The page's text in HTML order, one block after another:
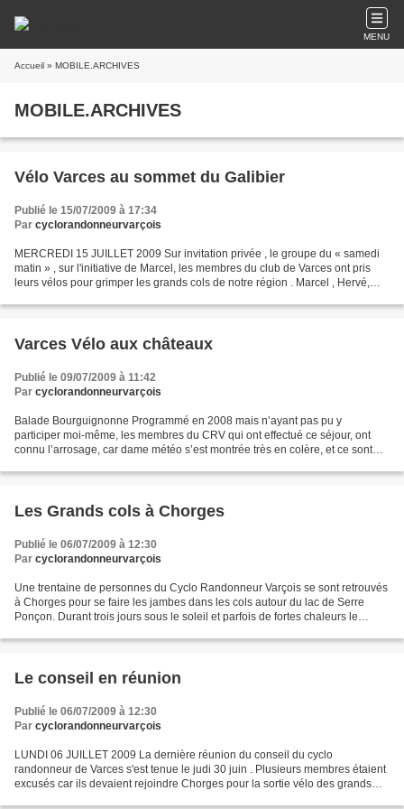
MENU
Accueil » MOBILE.ARCHIVES
MOBILE.ARCHIVES
Vélo Varces au sommet du Galibier
Publié le 15/07/2009 à 17:34
Par cyclorandonneurvarçois
MERCREDI 15 JUILLET 2009 Sur invitation privée , le groupe du « samedi
matin » , sur l'initiative de Marcel, les membres du club de Varces ont pris
leurs vélos pour grimper les grands cols de notre région . Marcel , Hervé,
Varces Vélo aux châteaux
Publié le 09/07/2009 à 11:42
Par cyclorandonneurvarçois
Balade Bourguignonne Programmé en 2008 mais n’ayant pas pu y
participer moi-même, les membres du CRV qui ont effectué ce séjour, ont
connu l’arrosage, car dame météo s’est montrée très en colère, et ce sont
Les Grands cols à Chorges
Publié le 06/07/2009 à 12:30
Par cyclorandonneurvarçois
Une trentaine de personnes du Cyclo Randonneur Varçois se sont retrouvés
à Chorges pour se faire les jambes dans les cols autour du lac de Serre
Ponçon. Durant trois jours sous le soleil et parfois de fortes chaleurs le
Le conseil en réunion
Publié le 06/07/2009 à 12:30
Par cyclorandonneurvarçois
LUNDI 06 JUILLET 2009 La dernière réunion du conseil du cyclo
randonneur de Varces s'est tenue le judi 30 juin . Plusieurs membres étaient
excusés car ils devaient rejoindre Chorges pour la sortie vélo des grands